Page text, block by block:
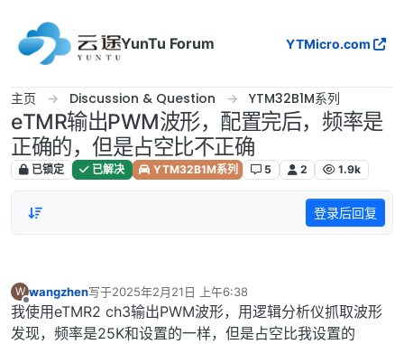
YunTu Forum
YTMicro.com
主页 Discussion & Question YTM32B1M系列
eTMR输出PWM波形，配置完后，频率是
正确的，但是占空比不正确
已锁定 已解决 YTM32B1M系列 5 2 1.9k
登录后回复
W
离线
wangzhen写于2025年2月21日 上午6:38
最后由 编辑
我使用eTMR2 ch3输出PWM波形，用逻辑分析仪抓取波形
发现，频率是25K和设置的一样，但是占空比我设置的